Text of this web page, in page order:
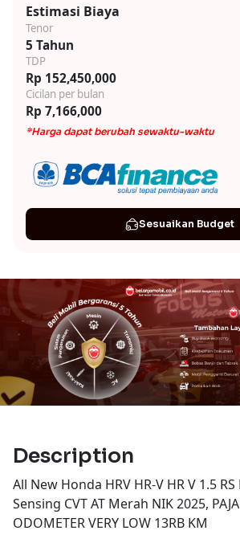
Estimasi Biaya
Tenor
5 Tahun
TDP
Rp 152,450,000
Cicilan per bulan
Rp 7,166,000
*Harga dapat berubah sewaktu-waktu
Sesuaikan Budget
Description
All New Honda HRV HR-V HR V 1.5
Sensing CVT AT Merah NIK 2025,
ODOMETER VERY LOW 13RB KM